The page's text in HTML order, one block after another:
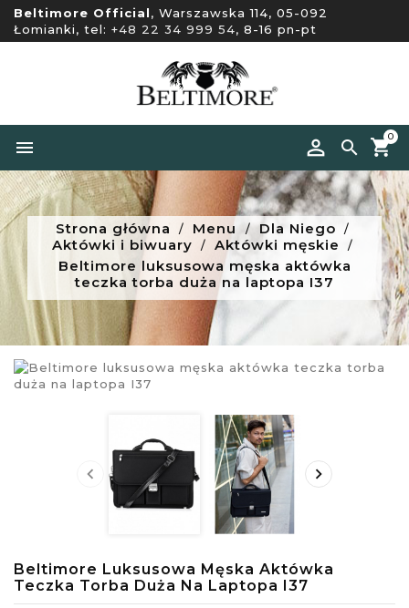
Beltimore Official, Warszawska 114, 05-092
Łomianki, tel: +48 22 34 999 54, 8-16 pn-pt


0
Strona główna Menu
Dla Niego
Aktówki i biwuary
Aktówki męskie
Beltimore luksusowa męska aktówka
teczka torba duża na laptopa I37
 
Beltimore Luksusowa Męska Aktówka
Teczka Torba Duża Na Laptopa I37